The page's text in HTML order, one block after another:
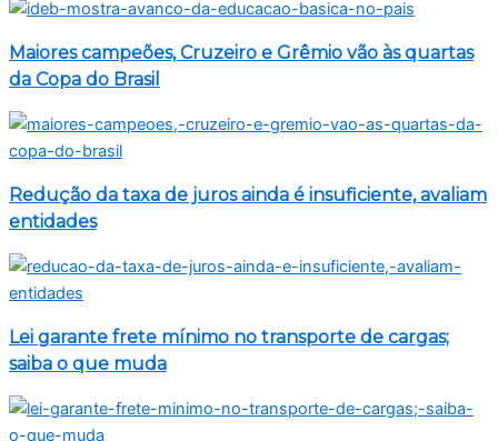
Maiores campeões, Cruzeiro e Grêmio vão às quartas
da Copa do Brasil
Redução da taxa de juros ainda é insuficiente, avaliam
entidades
Lei garante frete mínimo no transporte de cargas;
saiba o que muda